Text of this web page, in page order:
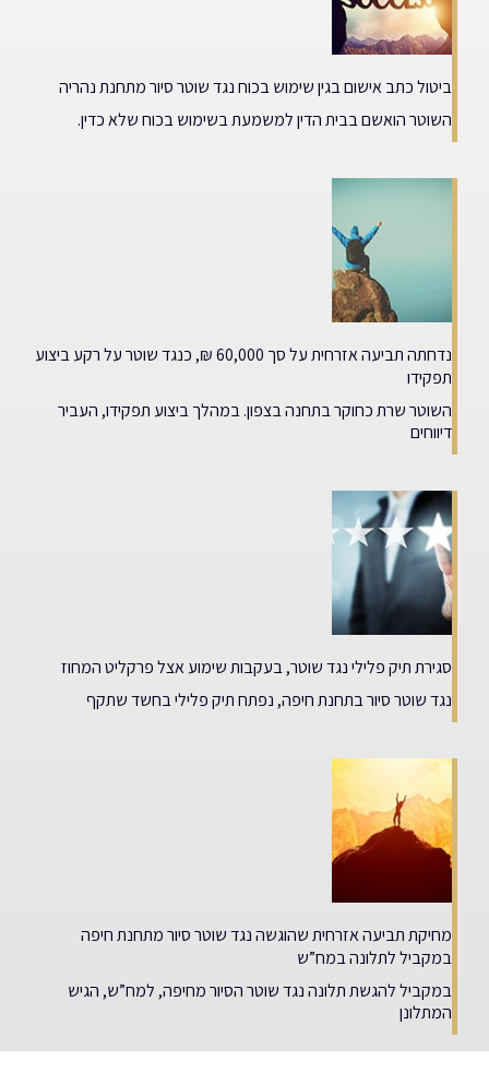
ביטול כתב אישום בגין שימוש בכוח נגד שוטר סיור מתחנת נהריה
השוטר הואשם בבית הדין למשמעת בשימוש בכוח שלא כדין.
נדחתה תביעה אזרחית על סך 60,000 ₪, כנגד שוטר על רקע ביצוע
תפקידו
השוטר שרת כחוקר בתחנה בצפון. במהלך ביצוע תפקידו, העביר
דיווחים
סגירת תיק פלילי נגד שוטר, בעקבות שימוע אצל פרקליט המחוז
נגד שוטר סיור בתחנת חיפה, נפתח תיק פלילי בחשד שתקף
מחיקת תביעה אזרחית שהוגשה נגד שוטר סיור מתחנת חיפה
במקביל לתלונה במח”ש
במקביל להגשת תלונה נגד שוטר הסיור מחיפה, למח”ש, הגיש
המתלונן